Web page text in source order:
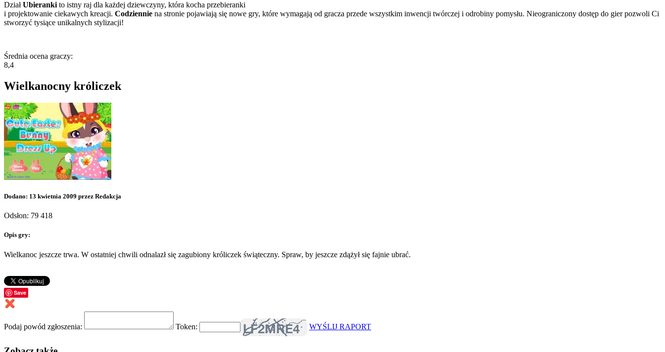
DziałUbieranki to istny raj dla każdej dziewczyny, która kocha przebieranki
i projektowanie ciekawych kreacji. Codziennie na stronie pojawiają się nowe gry, które wymagają od gracza przede wszystkim inwencji twórczej i odrobiny pomysłu. Nieograniczony dostęp do gier pozwoli Ci
stworzyć tysiące unikalnych stylizacji!
Średnia ocena graczy:
8,4
Wielkanocny króliczek
Dodano: 13 kwietnia 2009 przez Redakcja
Odsłon: 79 418
Opis gry:
Wielkanoc jeszcze trwa. W ostatniej chwili odnalazł się zagubiony króliczek świąteczny. Spraw, by jeszcze zdążył się fajnie ubrać.
Save
Podaj powód zgłoszenia: Token: WYŚLIJ RAPORT